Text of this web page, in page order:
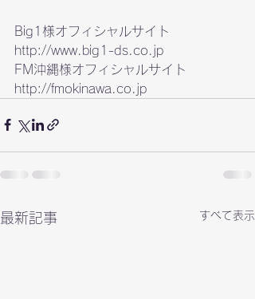
http://www.big1-ds.co.jp
http://fmokinawa.co.jp
最新記事 すべて表示